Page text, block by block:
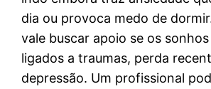
dia ou provoca medo de
vale buscar apoio se os
ligados a traumas, perda
depressão. Um profissional